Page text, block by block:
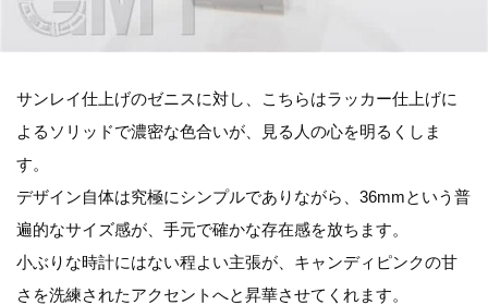
サンレイ仕上げのゼニスに対し、こちらはラッカー仕上げに
よるソリッドで濃密な色合いが、見る人の心を明るくしま
す。
デザイン自体は究極にシンプルでありながら、36mmという普
遍的なサイズ感が、手元で確かな存在感を放ちます。
小ぶりな時計にはない程よい主張が、キャンディピンクの甘
さを洗練されたアクセントへと昇華させてくれます。